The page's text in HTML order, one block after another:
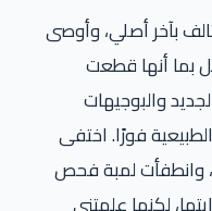
بآخر أصلي، وأوصى
بما أنها قطعت
والبوجيهات
فورًا. اختفى
وانطفأت لمبة فحص